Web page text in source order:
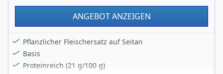
ANGEBOT ANZEIGEN
Pflanzlicher Fleischersatz auf Seitan
Basis
Proteinreich (21 g/100 g)